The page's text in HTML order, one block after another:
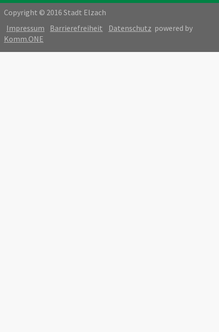
Copyright © 2016 Stadt Elzach
Impressum
Barrierefreiheit Datenschutz powered by
Komm.ONE